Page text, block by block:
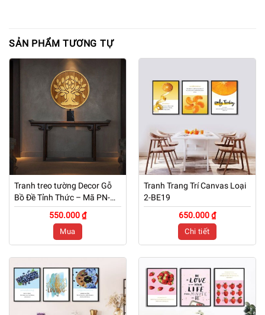
SẢN PHẨM TƯƠNG TỰ
Tranh treo tường Decor Gỗ
Bồ Đề Tỉnh Thức – Mã PN-
TG01
550.000 ₫
Mua
Tranh Trang Trí Canvas Loại
2-BE19
650.000 ₫
Chi tiết